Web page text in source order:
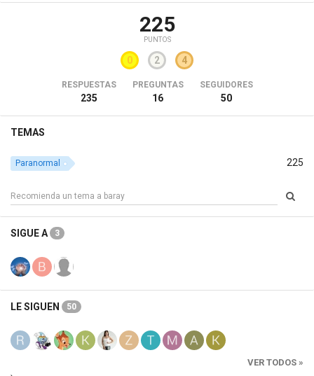
225
PUNTOS
0 2 4
RESPUESTAS
235
PREGUNTAS
16
SEGUIDORES
50
TEMAS
225
Paranormal
SIGUE A 3
LE SIGUEN 50
VER TODOS »